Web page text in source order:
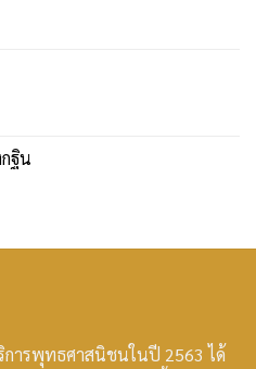
ฐิน
ารพุทธศาสนิชนในปี 2563 ได้